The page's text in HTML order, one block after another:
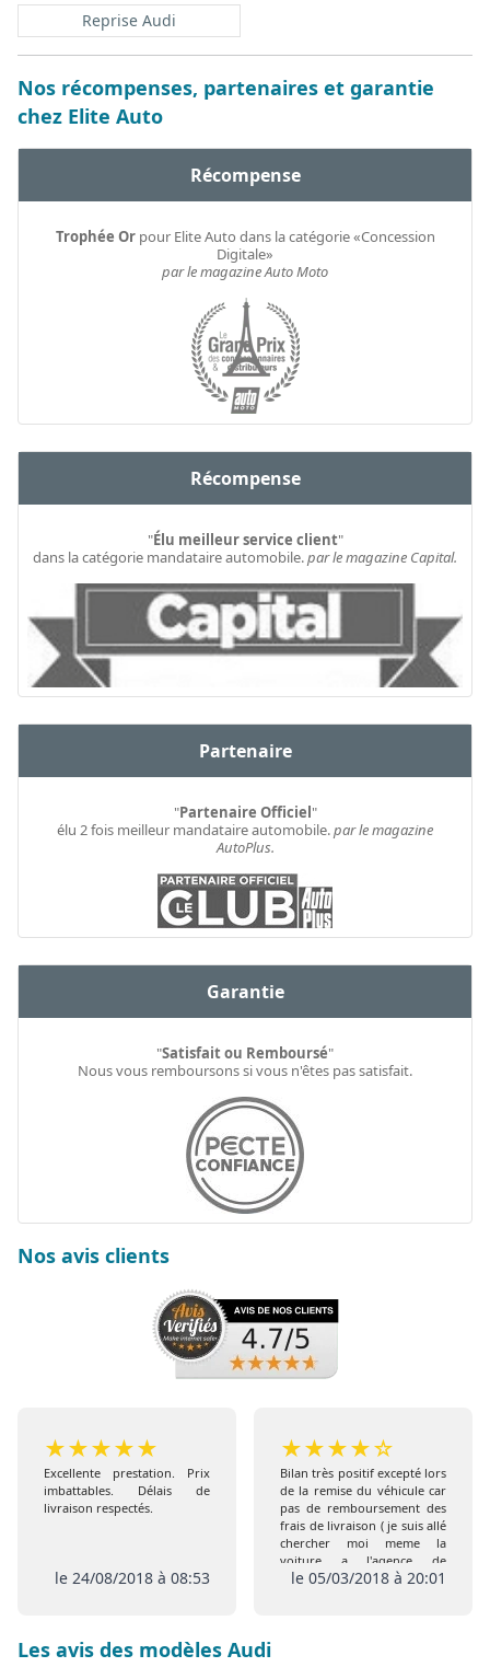
Reprise Audi
Nos récompenses, partenaires et garantie
chez Elite Auto
Récompense
Trophée Orpour Elite Auto dans la catégorie «Concession
Digitale»
par le magazine Auto Moto
Récompense
"Élu meilleur service client"
dans la catégorie mandataire automobile.par le magazine Capital.
Partenaire
"Partenaire Officiel"
élu 2 fois meilleur mandataire automobile.par le magazine
AutoPlus.
Garantie
"Satisfait ou Remboursé"
Nous vous remboursons si vous n'êtes pas satisfait.
Nos avis clients
★★★★★
Excellente prestation. Prix
imbattables. Délais de
livraison respectés.
le 24/08/2018 à 08:53
★★★★☆
Bilan très positif excepté lors
de la remise du véhicule car
pas de remboursement des
frais de livraison ( je suis allé
chercher moi meme la
voiture a l'agence de
Coigneres) comme prévu
le 05/03/2018 à 20:01
Les avis des modèles Audi